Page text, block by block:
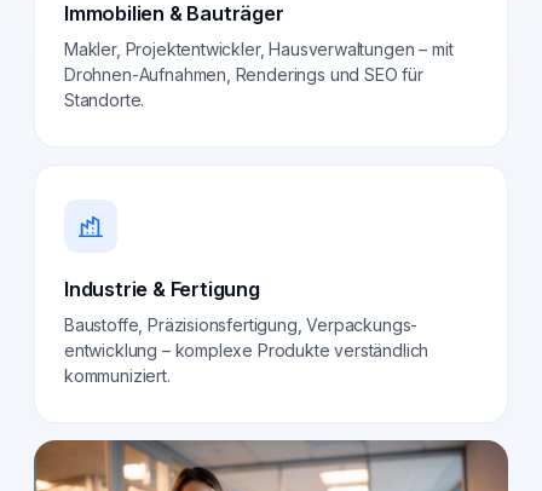
Immobilien & Bauträger
Makler, Projektentwickler, Hausverwaltungen – mit
Drohnen-Aufnahmen, Renderings und SEO für
Standorte.
Industrie & Fertigung
Baustoffe, Präzisionsfertigung, Verpackungs­
entwicklung – komplexe Produkte verständlich
kommuniziert.